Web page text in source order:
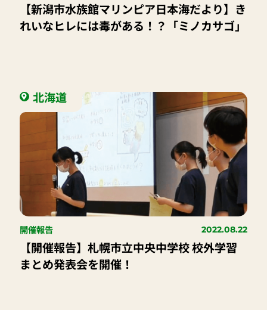
【新潟市水族館マリンピア日本海だより】き
れいなヒレには毒がある！？「ミノカサゴ」
北海道
開催報告 2022.08.22
【開催報告】札幌市立中央中学校 校外学習
まとめ発表会を開催！